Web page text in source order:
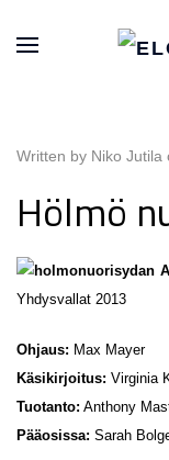
Written by Niko Jutila
Hölmö
Yhdysvallat 2013
Ohjaus: Max Mayer
Käsikirjoitus: Virginia
Tuotanto: Anthony
Pääosissa: Sarah